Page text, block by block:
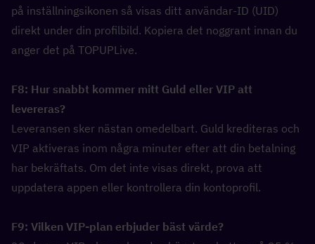
på inställningsikonen så visas ditt användar-ID (UID)
direkt under din profilbild. Kopiera det noggrant innan du
anger det på TOPUPLive.
F8: Hur snabbt kommer mitt Guld eller VIP att
levereras?
Leveransen sker nästan omedelbart. Guld krediteras och
VIP aktiveras inom några minuter efter att din betalning
har bekräftats. Om det inte visas direkt, prova att
uppdatera appen eller kontrollera din kontoprofil.
F9: Vilken VIP-plan erbjuder bäst värde?